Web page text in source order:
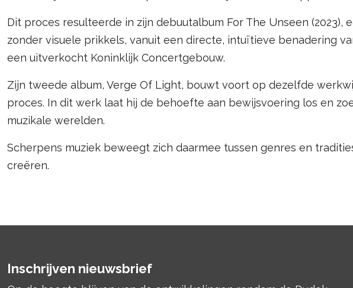
Dit proces resulteerde in zijn debuutalbum For The Unseen
zonder visuele prikkels, vanuit een directe, intuïtieve benadering
een uitverkocht Koninklijk Concertgebouw.
Zijn tweede album, Verge Of Light, bouwt voort op dezelfde
proces. In dit werk laat hij de behoefte aan bewijsvoering los en
muzikale werelden.
Scherpens muziek beweegt zich daarmee tussen genres en
creëren.
Inschrijven nieuwsbrief